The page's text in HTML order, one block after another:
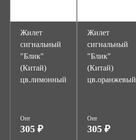
Жилет
сигнальный
"Блик"
(Китай)
цв.лимонный
Опт
305 ₽
Жилет
сигнальный
"Блик"
(Китай)
цв.оранжевый
Опт
305 ₽